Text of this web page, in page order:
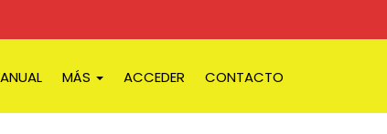
MÁS ACCEDER CONTACTO